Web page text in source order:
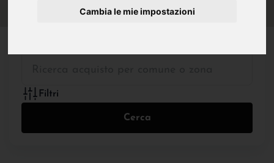
Cambia le mie impostazioni
Filtri
Cerca